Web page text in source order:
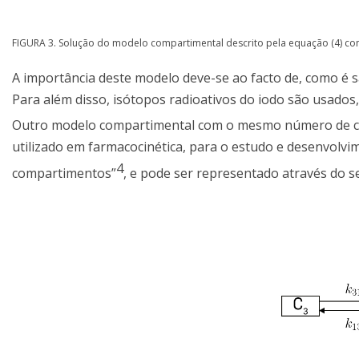
FIGURA 3. Solução do modelo compartimental descrito pela equação
A importância deste modelo deve-se ao facto de, como
Para além disso, isótopos radioativos do iodo são
Outro modelo compartimental com o mesmo número
utilizado em farmacocinética, para o estudo e
compartimentos”4, e pode ser representado através do